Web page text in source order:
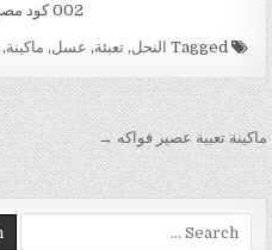
002 كود مصر قبل الرقم
Tagged النحل,تعبئة, عسل, ماكينة,
تصفّح المقالات
ماكينة تعبية عصير فواكه →
Search for: